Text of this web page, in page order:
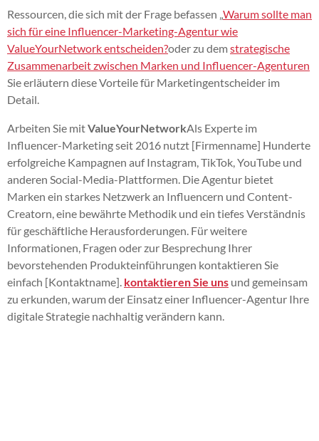
Ressourcen, die sich mit der Frage befassen „Warum sollte man
sich für eine Influencer-Marketing-Agentur wie
ValueYourNetwork entscheiden?oder zu demstrategische
Zusammenarbeit zwischen Marken und Influencer-Agenturen
Sie erläutern diese Vorteile für Marketingentscheider im
Detail.
Arbeiten Sie mitValueYourNetworkAls Experte im
Influencer-Marketing seit 2016 nutzt [Firmenname] Hunderte
erfolgreiche Kampagnen auf Instagram, TikTok, YouTube und
anderen Social-Media-Plattformen. Die Agentur bietet
Marken ein starkes Netzwerk an Influencern und Content-
Creatorn, eine bewährte Methodik und ein tiefes Verständnis
für geschäftliche Herausforderungen. Für weitere
Informationen, Fragen oder zur Besprechung Ihrer
bevorstehenden Produkteinführungen kontaktieren Sie
einfach [Kontaktname]. kontaktieren Sie uns und gemeinsam
zu erkunden, warum der Einsatz einer Influencer-Agentur Ihre
digitale Strategie nachhaltig verändern kann.